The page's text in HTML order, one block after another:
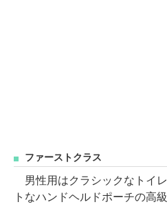
ファーストクラス
男性用はクラシックなトイ
トなハンドヘルドポーチの高